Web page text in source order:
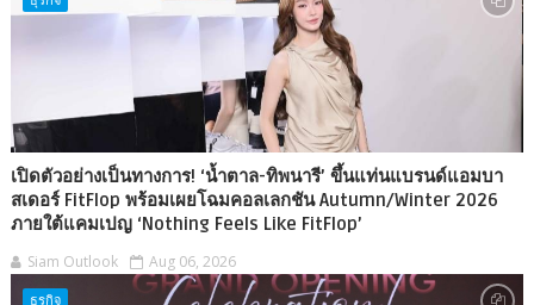
เปิดตัวอย่างเป็นทางการ! ‘น้ำตาล-ทิพนารี’ ขึ้นแท่นแบรนด์แอมบา
สเดอร์ FitFlop พร้อมเผยโฉมคอลเลกชัน Autumn/Winter 2026
ภายใต้แคมเปญ ‘Nothing Feels Like FitFlop’
Siam Outlook Aug 06, 2026
ธุรกิจ